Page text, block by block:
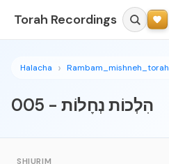
Torah Recordings
Halacha Rambam_mishneh_torah
005 - הִלְכוֹת נְחָלוֹת
SHIURIM